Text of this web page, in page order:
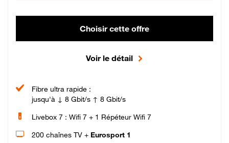
Choisir cette offre
Voir le détail
Fibre ultra rapide :
jusqu'à ↓ 8 Gbit/s ↑ 8 Gbit/s
Livebox 7 : Wifi 7 + 1 Répéteur Wifi 7
200 chaînes TV + Eurosport 1